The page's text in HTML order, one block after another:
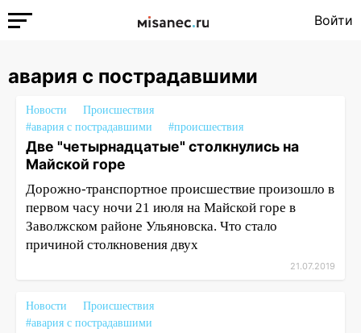
Войти
авария с пострадавшими
Новости
Происшествия
#авария с пострадавшими
#происшествия
Две "четырнадцатые" столкнулись на
Майской горе
Дорожно-транспортное происшествие произошло в
первом часу ночи 21 июля на Майской горе в
Заволжском районе Ульяновска. Что стало
причиной столкновения двух
21.07.2019
Новости
Происшествия
#авария с пострадавшими